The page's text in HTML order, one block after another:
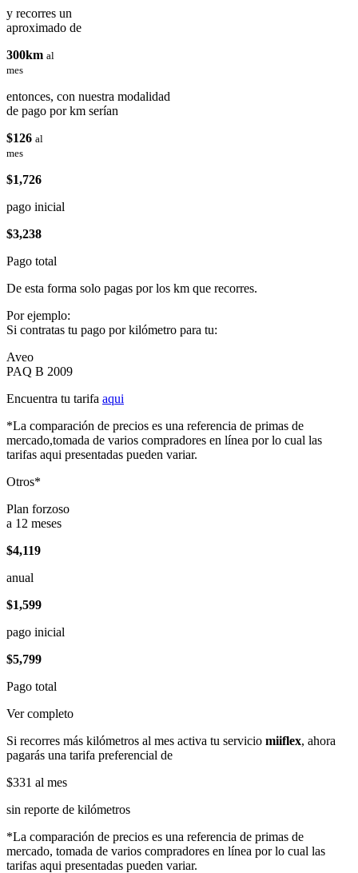
y recorres un
aproximado de
300km al
mes
entonces, con nuestra modalidad
de pago por km serían
$126 al
mes
$1,726
pago inicial
$3,238
Pago total
De esta forma solo pagas por los km que recorres.
Por ejemplo:
Si contratas tu pago por kilómetro para tu:
Aveo
PAQ B 2009
Encuentra tu tarifa aqui
*La comparación de precios es una referencia de primas de
mercado,tomada de varios compradores en línea por lo cual las
tarifas aqui presentadas pueden variar.
Otros*
Plan forzoso
a 12 meses
$4,119
anual
$1,599
pago inicial
$5,799
Pago total
Ver completo
Si recorres más kilómetros al mes activa tu servicio miiflex, ahora
pagarás una tarifa preferencial de
$331 al mes
sin reporte de kilómetros
*La comparación de precios es una referencia de primas de
mercado, tomada de varios compradores en línea por lo cual las
tarifas aqui presentadas pueden variar.